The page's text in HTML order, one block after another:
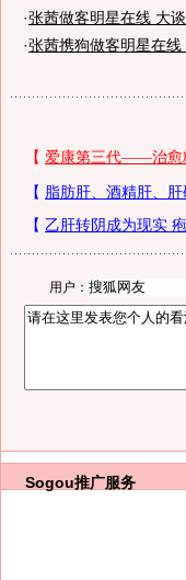
·张茜做客明星在线 大
·张茜携狗做客明星在
用户：
Sogou推广服务